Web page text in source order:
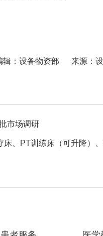
辑：设备物资部 来源：
市场调研
床、PT训练床（可升降）